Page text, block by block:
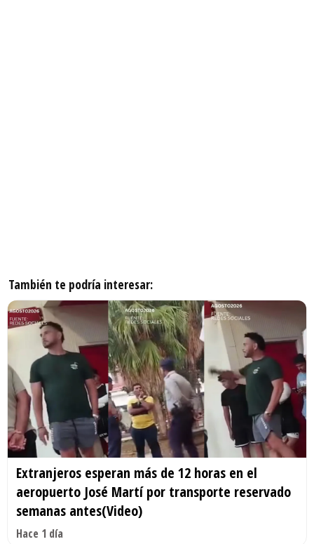
También te podría interesar:
Extranjeros esperan más de 12 horas en el
aeropuerto José Martí por transporte reservado
semanas antes(Video)
Hace 1 día